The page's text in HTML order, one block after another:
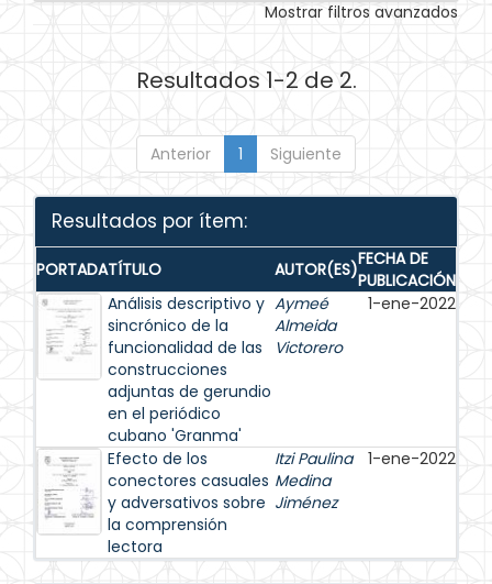
Mostrar filtros avanzados
Resultados 1-2 de 2.
Anterior 1 Siguiente
Resultados por ítem:
PORTADATÍTULO AUTOR(ES)FECHA DE
PUBLICACIÓN
Análisis descriptivo y
sincrónico de la
funcionalidad de las
construcciones
adjuntas de gerundio
en el periódico
cubano 'Granma'
Aymeé
Almeida
Victorero
1-ene-2022
Efecto de los
conectores casuales
y adversativos sobre
la comprensión
lectora
Itzi Paulina
Medina
Jiménez
1-ene-2022